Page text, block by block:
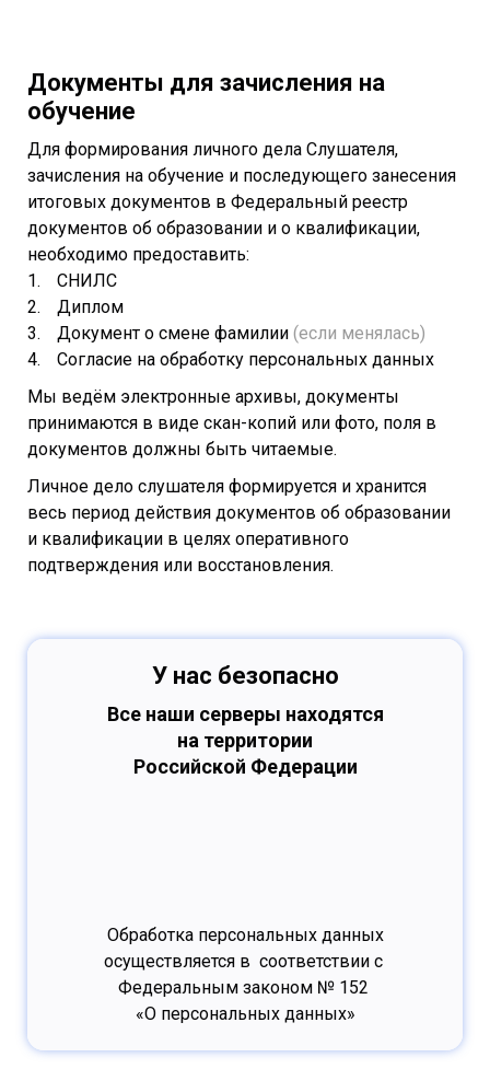
Документы для зачисления на
обучение
Для формирования личного дела Слушателя,
зачисления на обучение и последующего занесения
итоговых документов в Федеральный реестр
документов об образовании и о квалификации,
необходимо предоставить:
СНИЛС
Диплом
Документ о смене фамилии (если менялась)
Согласие на обработку персональных данных
Мы ведём электронные архивы, документы
принимаются в виде скан-копий или фото, поля в
документов должны быть читаемые.
Личное дело слушателя формируется и хранится
весь период действия документов об образовании
и квалификации в целях оперативного
подтверждения или восстановления.
У нас безопасно
Все наши серверы находятся
на территории
Российской Федерации
Обработка персональных данных
осуществляется в соответствии с
Федеральным законом № 152
«О персональных данных»